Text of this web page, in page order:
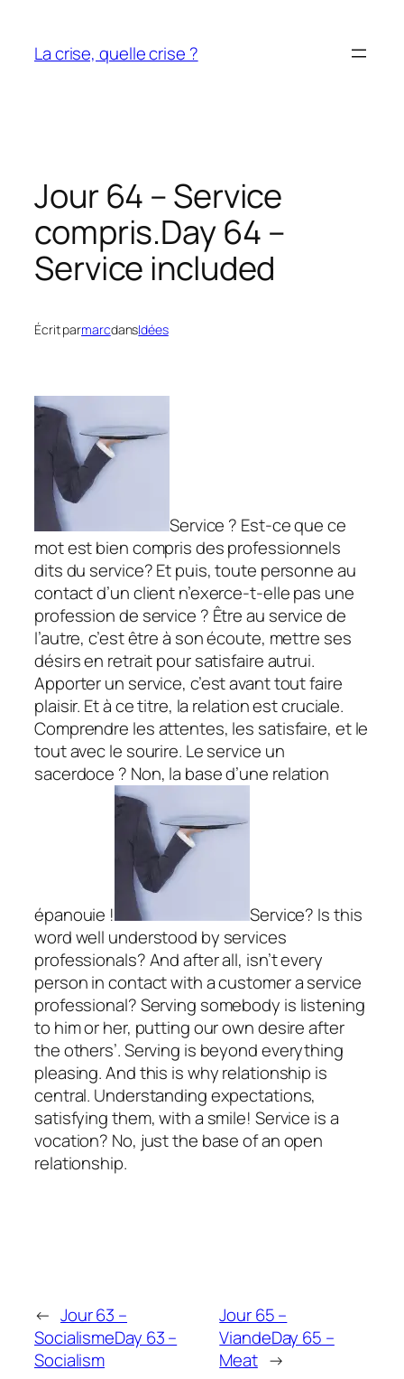
contenu
La crise, quelle crise ?
Jour 64 – Service
compris.Day 64 –
Service included
Écrit parmarcdansIdées
Service ? Est-ce que ce
mot est bien compris des professionnels
dits du service? Et puis, toute personne au
contact d’un client n’exerce-t-elle pas une
profession de service ? Être au service de
l’autre, c’est être à son écoute, mettre ses
désirs en retrait pour satisfaire autrui.
Apporter un service, c’est avant tout faire
plaisir. Et à ce titre, la relation est cruciale.
Comprendre les attentes, les satisfaire, et le
tout avec le sourire. Le service un
sacerdoce ? Non, la base d’une relation
épanouie !
Service? Is this
word well understood by services
professionals? And after all, isn’t every
person in contact with a customer a service
professional? Serving somebody is listening
to him or her, putting our own desire after
the others’. Serving is beyond everything
pleasing. And this is why relationship is
central. Understanding expectations,
satisfying them, with a smile! Service is a
vocation? No, just the base of an open
relationship.
← Jour 63 –
SocialismeDay 63 –
Socialism
Jour 65 –
ViandeDay 65 –
Meat →